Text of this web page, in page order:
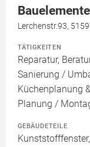
Lerchenstr.93,
TÄTIGKEITEN
Reparatur,
Sanierung /
Küchenplanung
Planung /
GEBÄUDETEILE